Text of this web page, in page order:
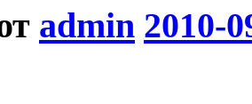
admin 2010-